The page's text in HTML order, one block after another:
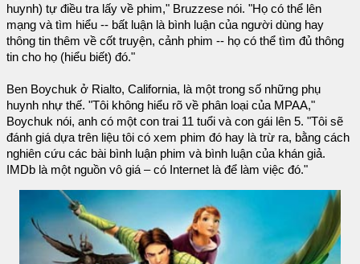
huynh) tự điều tra lấy về phim," Bruzzese nói. "Họ có thể lên
mạng và tìm hiểu -- bất luận là bình luận của người dùng hay
thông tin thêm về cốt truyện, cảnh phim -- họ có thể tìm đủ thông
tin cho họ (hiểu biết) đó."
Ben Boychuk ở Rialto, California, là một trong số những phụ
huynh nhự thế. "Tôi không hiểu rõ về phân loại của MPAA,"
Boychuk nói, anh có một con trai 11 tuổi và con gái lên 5. "Tôi sẽ
đánh giá dựa trên liệu tôi có xem phim đó hay là trừ ra, bằng cách
nghiên cứu các bài bình luận phim và bình luận của khán giả.
IMDb là một nguồn vô giá – có Internet là để làm việc đó."